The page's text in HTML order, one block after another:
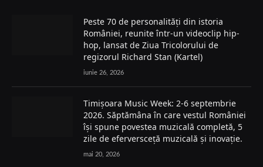
Peste 70 de personalități din istoria
României, reunite într-un videoclip hip-
hop, lansat de Ziua Tricolorului de
regizorul Richard Stan (Kartel)
iunie 26, 2026
Timișoara Music Week: 2-6 septembrie
2026. Săptămâna în care vestul României
își spune povestea muzicală completă, 5
zile de eferversceță muzicală și inovație.
mai 20, 2026